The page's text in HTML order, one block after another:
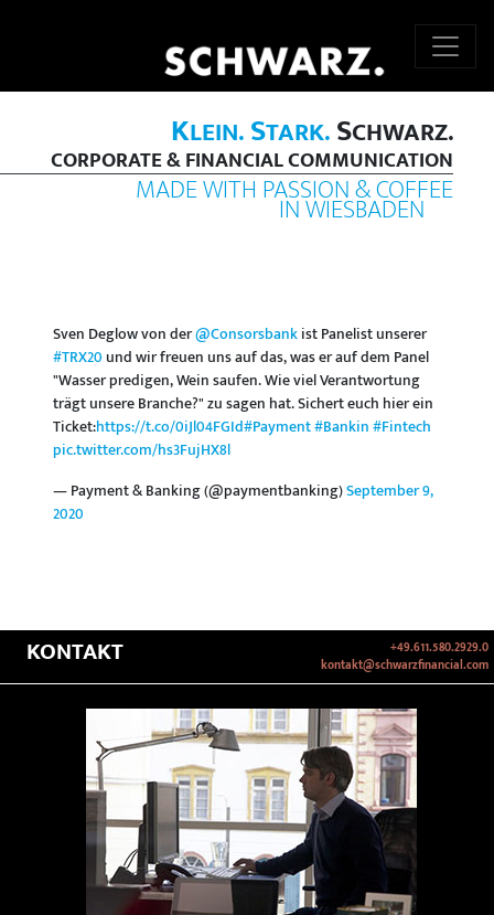
KLEIN.STARK.SCHWARZ.
CORPORATE & FINANCIAL COMMUNICATION
MADE WITH PASSION & COFFEE
IN WIESBADEN
Sven Deglow von der@Consorsbankist Panelist unserer
#TRX20 und wir freuen uns auf das, was er auf dem Panel
"Wasser predigen, Wein saufen. Wie viel Verantwortung
trägt unsere Branche?" zu sagen hat. Sichert euch hier ein
Ticket:https://t.co/0iJl04FGId#Payment#Bankin#Fintech
pic.twitter.com/hs3FujHX8l
— Payment & Banking (@paymentbanking)September 9,
2020
KONTAKT
+49.611.580.2929.0
kontakt@schwarzfinancial.com